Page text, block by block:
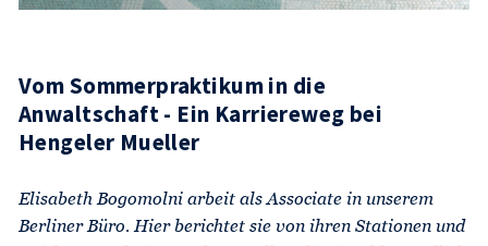
Vom Sommerpraktikum in die
Anwaltschaft - Ein Karriereweg bei
Hengeler Mueller
Elisabeth Bogomolni arbeit als Associate in unserem
Berliner Büro. Hier berichtet sie von ihren Stationen und